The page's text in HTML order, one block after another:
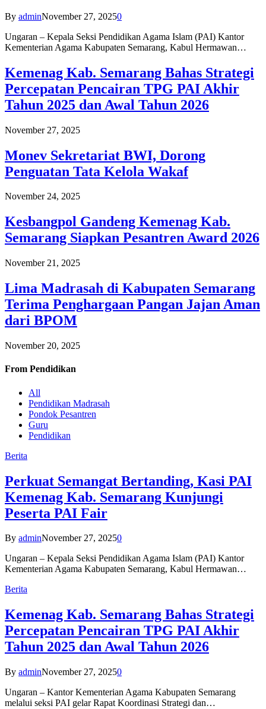
By adminNovember 27, 20250
Ungaran – Kepala Seksi Pendidikan Agama Islam (PAI) Kantor
Kementerian Agama Kabupaten Semarang, Kabul Hermawan…
Kemenag Kab. Semarang Bahas Strategi
Percepatan Pencairan TPG PAI Akhir
Tahun 2025 dan Awal Tahun 2026
November 27, 2025
Monev Sekretariat BWI, Dorong
Penguatan Tata Kelola Wakaf
November 24, 2025
Kesbangpol Gandeng Kemenag Kab.
Semarang Siapkan Pesantren Award 2026
November 21, 2025
Lima Madrasah di Kabupaten Semarang
Terima Penghargaan Pangan Jajan Aman
dari BPOM
November 20, 2025
From Pendidikan
All
Pendidikan Madrasah
Pondok Pesantren
Guru
Pendidikan
Berita
Perkuat Semangat Bertanding, Kasi PAI
Kemenag Kab. Semarang Kunjungi
Peserta PAI Fair
By adminNovember 27, 20250
Ungaran – Kepala Seksi Pendidikan Agama Islam (PAI) Kantor
Kementerian Agama Kabupaten Semarang, Kabul Hermawan…
Berita
Kemenag Kab. Semarang Bahas Strategi
Percepatan Pencairan TPG PAI Akhir
Tahun 2025 dan Awal Tahun 2026
By adminNovember 27, 20250
Ungaran – Kantor Kementerian Agama Kabupaten Semarang
melalui seksi PAI gelar Rapat Koordinasi Strategi dan…